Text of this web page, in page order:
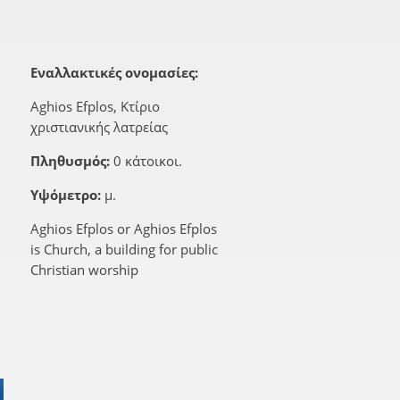
Εναλλακτικές ονομασίες:
Aghios Efplos, Κτίριο
χριστιανικής λατρείας
Πληθυσμός: 0 κάτοικοι.
Υψόμετρο: μ.
Aghios Efplos or Aghios Efplos
is Church, a building for public
Christian worship